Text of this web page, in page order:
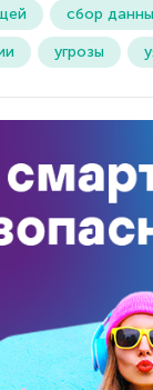
сбор
угрозы